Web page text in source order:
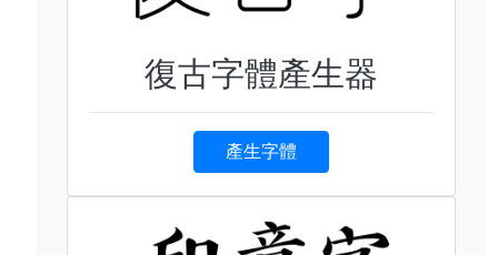
復古字體產生器
產生字體